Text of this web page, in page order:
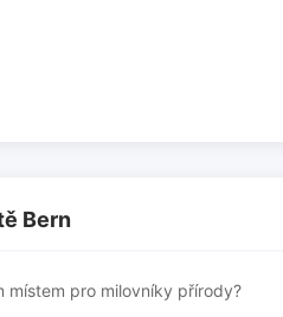
Bern
místem pro milovníky přírody?